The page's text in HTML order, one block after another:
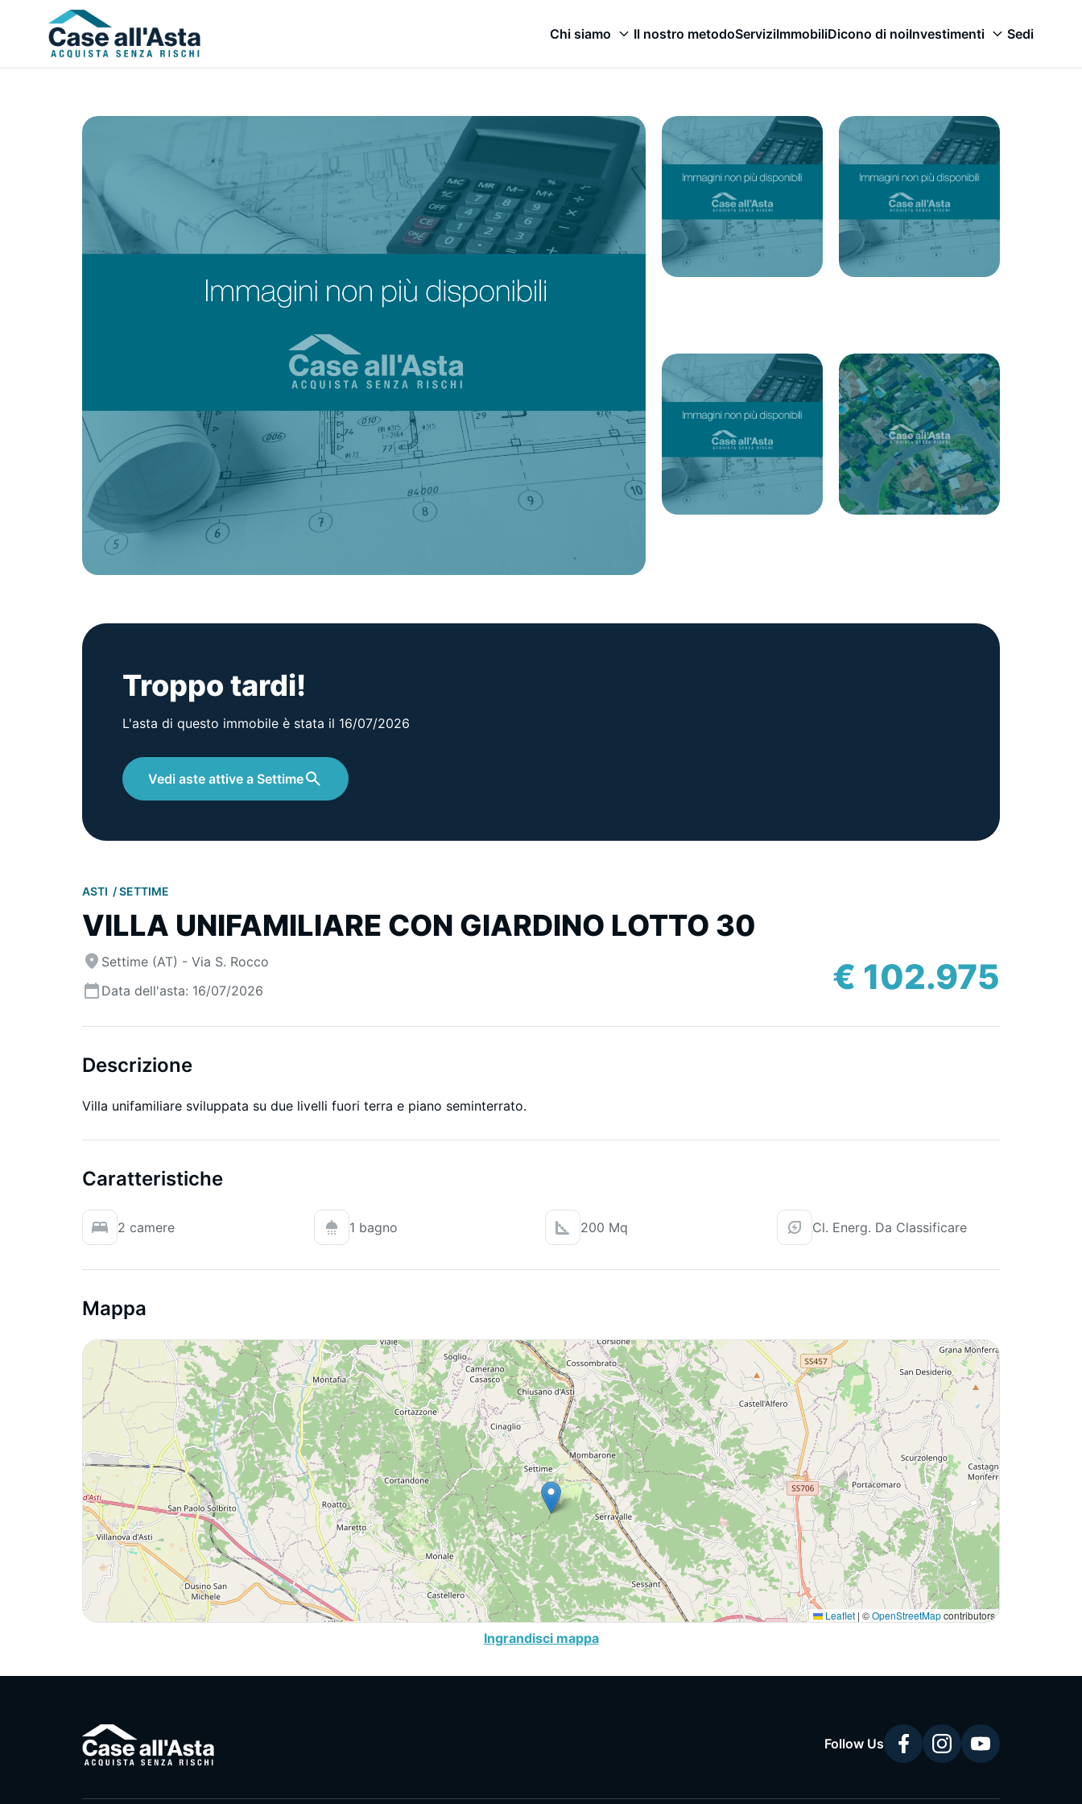
Chi siamo Il nostro metodoServiziImmobiliDicono di noiInvestimenti Sedi
Troppo tardi!
L'asta di questo immobile è stata il 16/07/2026
Vedi aste attive a Settime
ASTI SETTIME
VILLA UNIFAMILIARE CON GIARDINO LOTTO 30
Settime (AT) - Via S. Rocco
Data dell'asta: 16/07/2026
€ 102.975
Descrizione
Villa unifamiliare sviluppata su due livelli fuori terra e piano seminterrato.
Caratteristiche
2 camere 1 bagno 200 Mq Cl. Energ. Da Classificare
Mappa
Leaflet | ©OpenStreetMapcontributors
Ingrandisci mappa
Follow Us